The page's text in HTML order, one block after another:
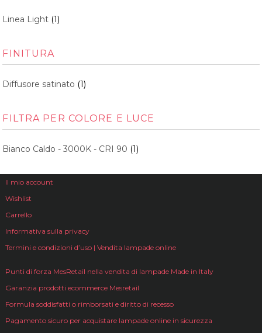
Linea Light (1)
FINITURA
Diffusore satinato (1)
FILTRA PER COLORE E LUCE
Bianco Caldo - 3000K - CRI 90 (1)
Il mio account
Wishlist
Carrello
Informativa sulla privacy
Termini e condizioni d’uso | Vendita lampade online
Punti di forza MesRetail nella vendita di lampade Made in Italy
Garanzia prodotti ecommerce Mesretail
Formula soddisfatti o rimborsati e diritto di recesso
Pagamento sicuro per acquistare lampade online in sicurezza